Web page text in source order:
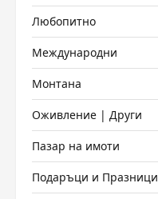
Любопитно
Международни
Монтана
Оживление | Други
Пазар на имоти
Подаръци и Празници